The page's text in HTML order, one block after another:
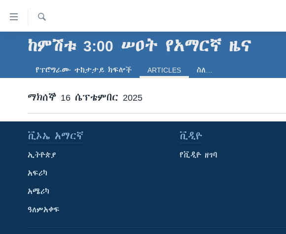
የመሥሪያ
ማገናኛዎች
ይዘት
ይዘት
አፍሪካ
ዓለምአቀፍ
አሜሪካ
መካከለኛው ምሥራቅ
ጋቢና ቪኦኤ
ከምሽቱ ሦስት ሰዓት የአማርኛ ዜና
ቪዲዮ
የፎቶ መድብሎች
ክምችት
ፈልግ
ከምሽቱ 3:00 ሠዐት የአማርኛ ዜና
የፕሮግራሙ ተከታታይ ክፍሎች ARTICLES ስለ…
ማክሰኞ 16 ሴፕቴምበር 2025
ቪኦኤ አማርኛ
ኢትዮጵያ
አፍሪካ
አሜሪካ
ዓለምአቀፍ
ቪዲዮ
የቪዲዮ ዘገባ